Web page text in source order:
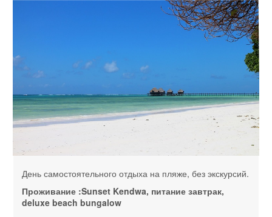
День самостоятельного отдыха на пляже, без экскурсий.
Проживание :Sunset Kendwa, питание завтрак,
deluxe beach bungalow